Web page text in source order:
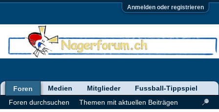
Anmelden oder registrieren
Foren
Foren durchsuchen
Themen mit aktuellen Beiträgen
Medien Mitglieder Fussball-Tippspiel